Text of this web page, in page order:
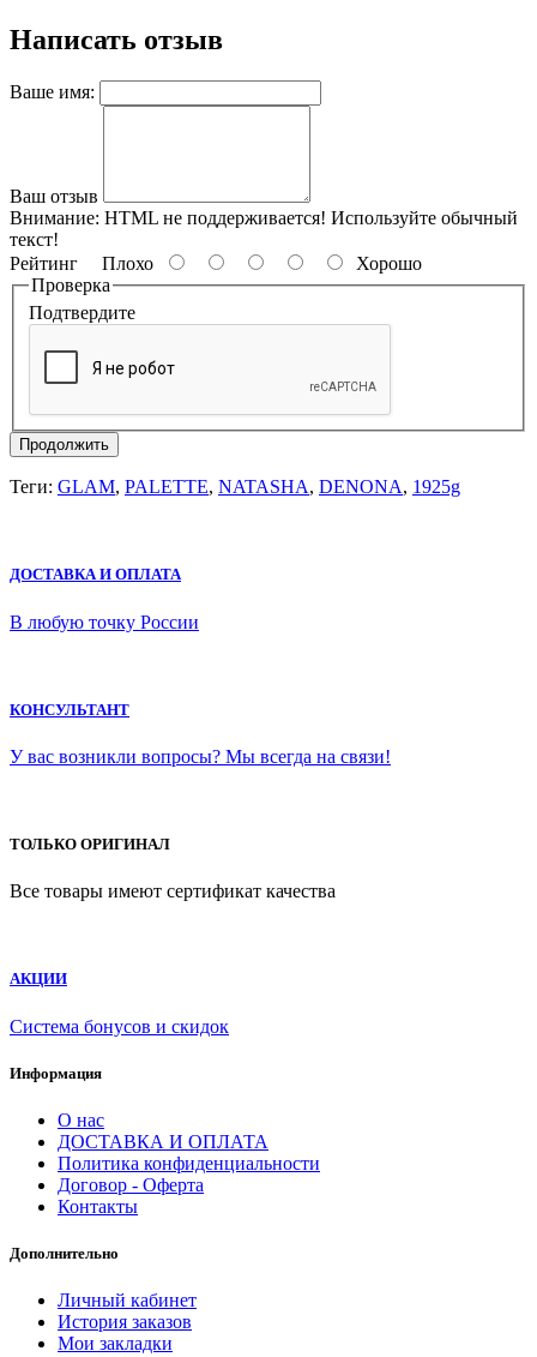
Написать отзыв
Ваше имя:
Ваш отзыв
Внимание: HTML не поддерживается! Используйте обычный
текст!
Рейтинг Плохо
Хорошо
Проверка
Подтвердите
Продолжить
Теги: GLAM, PALETTE, NATASHA, DENONA, 1925g
ДОСТАВКА И ОПЛАТА
В любую точку России
КОНСУЛЬТАНТ
У вас возникли вопросы? Мы всегда на связи!
ТОЛЬКО ОРИГИНАЛ
Все товары имеют сертификат качества
АКЦИИ
Система бонусов и скидок
Информация
О нас
ДОСТАВКА И ОПЛАТА
Политика конфиденциальности
Договор - Оферта
Контакты
Дополнительно
Личный кабинет
История заказов
Мои закладки